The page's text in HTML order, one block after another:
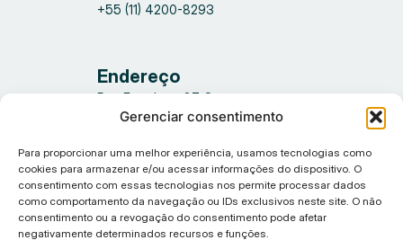
Gerenciar consentimento
Para proporcionar uma melhor experiência, usamos tecnologias como
cookies para armazenar e/ou acessar informações do dispositivo. O
consentimento com essas tecnologias nos permite processar dados
como comportamento da navegação ou IDs exclusivos neste site. O não
consentimento ou a revogação do consentimento pode afetar
negativamente determinados recursos e funções.
+55 (11) 4200-8293
Endereço
Rua Fortaleza, 87, Saguaçu
89.221-650 – Joinville – SC
Horário de
atendimento
Segunda a sexta-feira,
das 09h às 12h e das 13h às 18h